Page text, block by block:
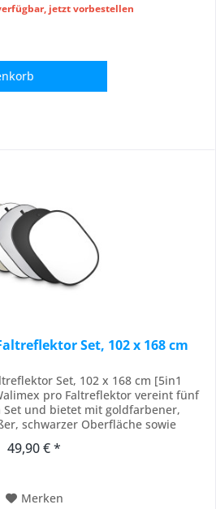
jetzt vorbestellen
Set, 102 x 168 cm
Set, 102 x 168 cm [5in1
pro Faltreflektor vereint fünf
und bietet mit goldfarbener,
schwarzer Oberfläche sowie
und Produktfotografie sowie
49,90 € *
Merken